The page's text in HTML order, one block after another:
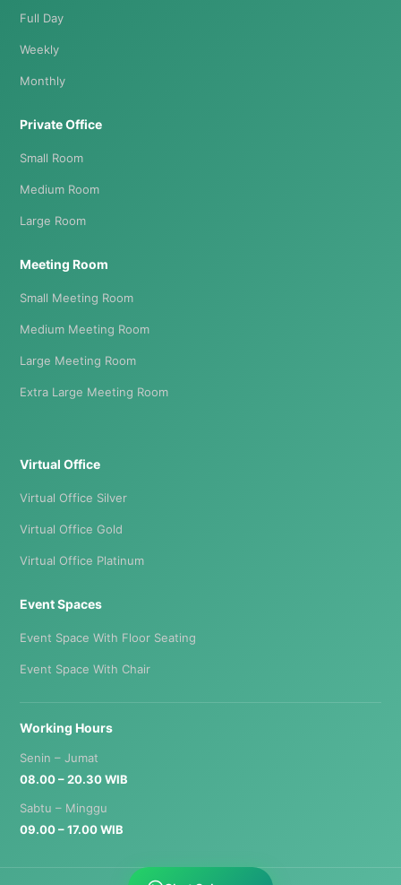
Full Day
Weekly
Monthly
Private Office
Small Room
Medium Room
Large Room
Meeting Room
Small Meeting Room
Medium Meeting Room
Large Meeting Room
Extra Large Meeting Room
Virtual Office
Virtual Office Silver
Virtual Office Gold
Virtual Office Platinum
Event Spaces
Event Space With Floor Seating
Event Space With Chair
Working Hours
Senin – Jumat
08.00 – 20.30 WIB
Sabtu – Minggu
09.00 – 17.00 WIB